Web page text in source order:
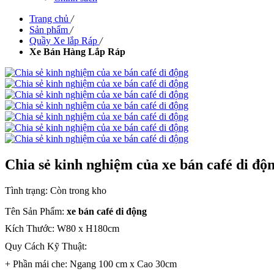
Trang chủ /
Sản phẩm /
Quầy Xe lắp Ráp /
Xe Bán Hàng Lắp Ráp
Chia sẻ kinh nghiệm của xe bán café di
Tình trạng: Còn trong kho
Tên Sản Phẩm: xe bán café di động
Kích Thước: W80 x H180cm
Quy Cách Kỹ Thuật:
+ Phần mái che: Ngang 100 cm x Cao 30cm